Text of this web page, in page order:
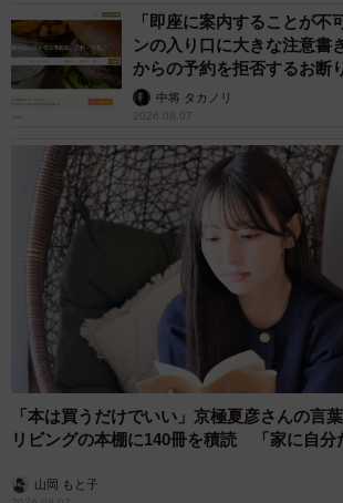
「即座に案内することが不
ンの入り口に大きな注意
からの予約を拒否するお断
中将 タカノリ
2026.08.07
「本は買うだけでいい」京極夏彦さんの言
リビングの本棚に140冊を積読 「家に自分
山岡 もと子